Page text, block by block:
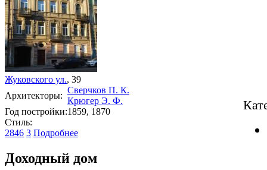
Жуковского ул., 39
Архитекторы:
Сверчков П. К.
Крюгер Э. Ф.
Год постройки:1859, 1870
Стиль:
2846 3 Подробнее
Доходный дом